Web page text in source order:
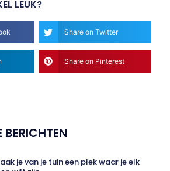
LEUK?
Share on Twitter
Share on Pinterest
BERICHTEN
je van je tuin een plek waar je elk